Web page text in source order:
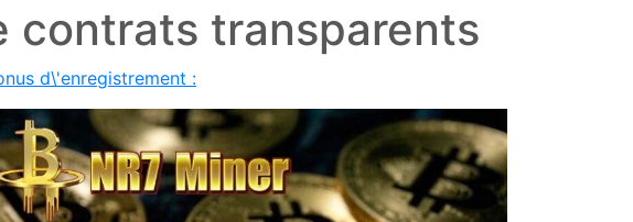
contrats transparents
d\'enregistrement :